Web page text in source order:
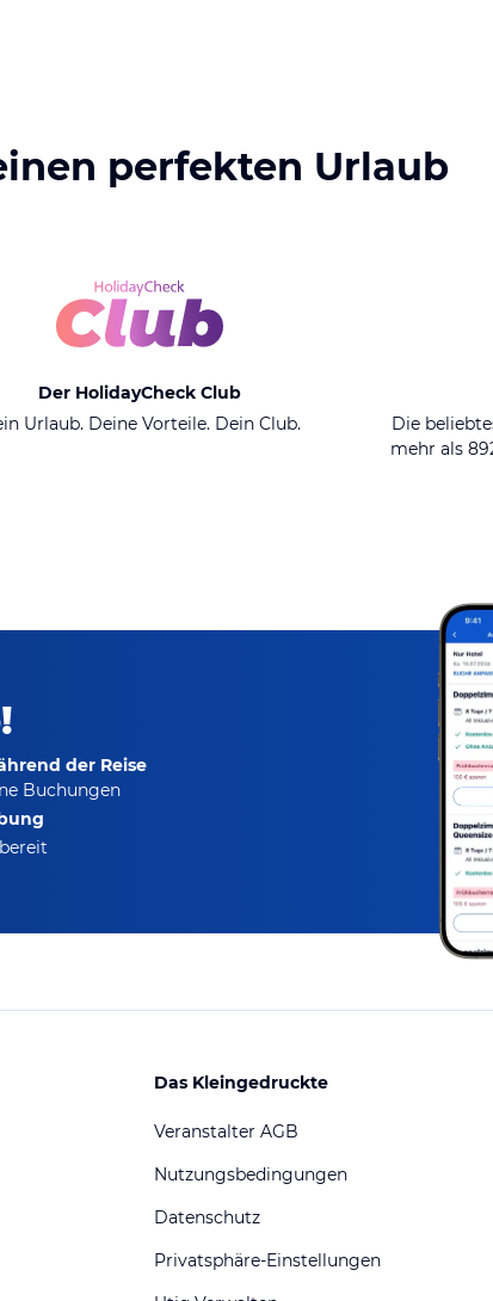
perfekten Urlaub
Der HolidayCheck Club
Urlaub. Deine Vorteile. Dein Club.
Die
mehr als
der Reise
Buchungen
Das Kleingedruckte
Veranstalter AGB
Nutzungsbedingungen
Datenschutz
Privatsphäre-Einstellungen